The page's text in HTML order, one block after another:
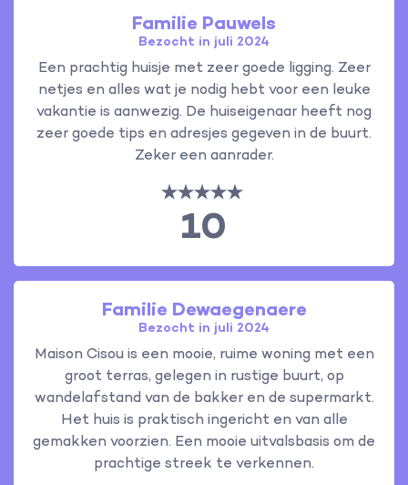
Familie Pauwels
Bezocht in juli 2024
Een prachtig huisje met zeer goede ligging. Zeer
netjes en alles wat je nodig hebt voor een leuke
vakantie is aanwezig. De huiseigenaar heeft nog
zeer goede tips en adresjes gegeven in de buurt.
Zeker een aanrader.
10
Familie Dewaegenaere
Bezocht in juli 2024
Maison Cisou is een mooie, ruime woning met een
groot terras, gelegen in rustige buurt, op
wandelafstand van de bakker en de supermarkt.
Het huis is praktisch ingericht en van alle
gemakken voorzien. Een mooie uitvalsbasis om de
prachtige streek te verkennen.